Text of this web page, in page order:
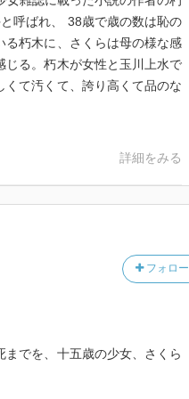
呼ばれ、 38歳で歳の数は恥の
る朽木に、さくらは母の様な感
じる。朽木が女性と玉川上水で
くて汚くて、誇り高くて品のな
詳細をみる
フォロー
でを、十五歳の少女、さくら